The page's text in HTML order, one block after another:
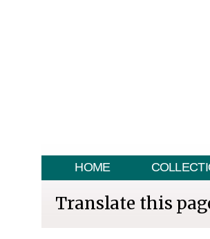
HOME
Translate this